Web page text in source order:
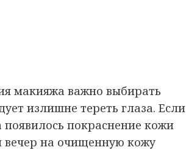
макияжа важно выбирать
излишне тереть глаза. Если
появилось покраснение кожи
вечер на очищенную кожу